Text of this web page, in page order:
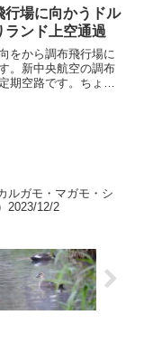
行場に向かうドル
ランド上空通過
をから調布飛行場に
。新中央航空の調布
期空路です。ちょう
ルガモ・マガモ・シ
2023/12/2